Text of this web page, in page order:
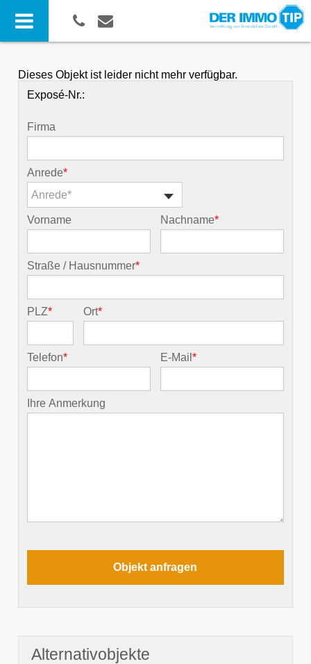
Dieses Objekt ist leider nicht mehr verfügbar.
Exposé-Nr.:
Firma
Anrede*
Anrede*
Vorname Nachname*
Straße / Hausnummer*
PLZ* Ort*
Telefon* E-Mail*
Ihre Anmerkung
Alternativobjekte